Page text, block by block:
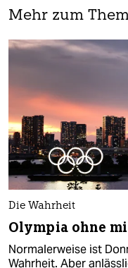
Mehr zum
Die Wahrheit
Olympia ohne
Normalerweise ist
Wahrheit. Aber